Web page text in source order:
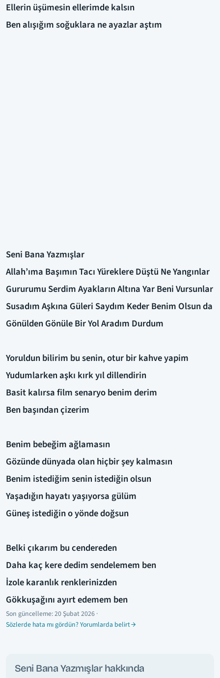
Ellerin üşümesin ellerimde kalsın
Ben alışığım soğuklara ne ayazlar aştım
Seni Bana Yazmışlar
Allah’ıma Başımın Tacı Yüreklere Düştü Ne Yangınlar
Gururumu Serdim Ayakların Altına Yar Beni Vursunlar
Susadım Aşkına Güleri Saydım Keder Benim Olsun da
Gönülden Gönüle Bir Yol Aradım Durdum
Yoruldun bilirim bu senin, otur bir kahve yapim
Yudumlarken aşkı kırk yıl dillendirin
Basit kalırsa film senaryo benim derim
Ben başından çizerim
Benim bebeğim ağlamasın
Gözünde dünyada olan hiçbir şey kalmasın
Benim istediğim senin istediğin olsun
Yaşadığın hayatı yaşıyorsa gülüm
Güneş istediğin o yönde doğsun
Belki çıkarım bu cendereden
Daha kaç kere dedim sendelemem ben
İzole karanlık renklerinizden
Gökkuşağını ayırt edemem ben
Son güncelleme:20 Şubat 2026 ·
Sözlerde hata mı gördün? Yorumlarda belirt
Seni Bana Yazmışlar hakkında